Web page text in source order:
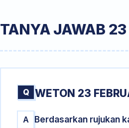
TANYA JAWAB
Q WETON 23
A Berdasarkan rujukan